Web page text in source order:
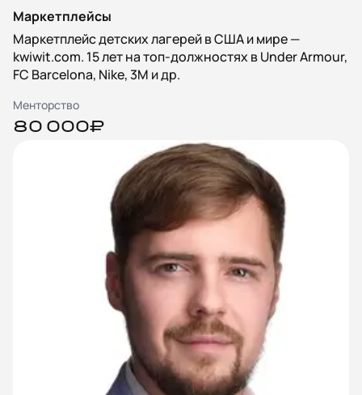
Маркетплейсы
Маркетплейс детских лагерей в США и мире —
kwiwit.com. 15 лет на топ-должностях в Under Armour,
FC Barcelona, Nike, 3M и др.
Менторство
80 000₽